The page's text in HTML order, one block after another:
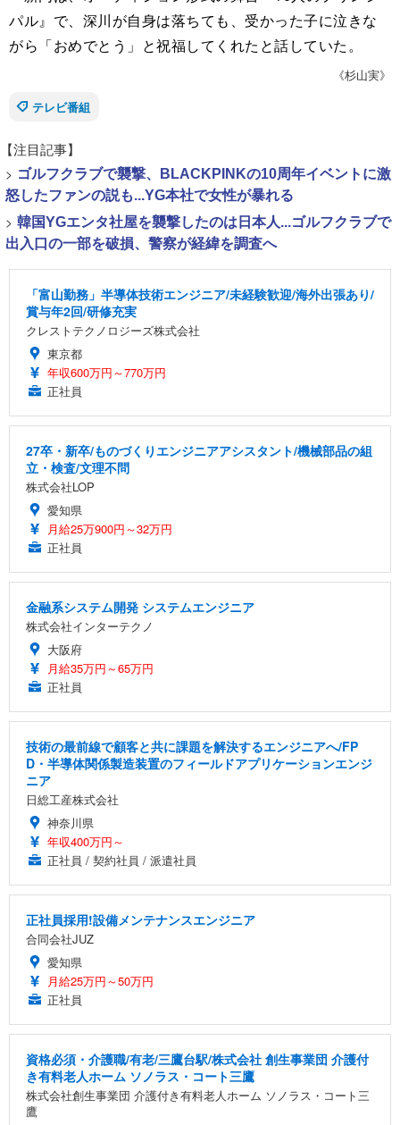
パル』で、深川が自身は落ちても、受かった子に泣きな
がら「おめでとう」と祝福してくれたと話していた。
《杉山実》
テレビ番組
【注目記事】
> ゴルフクラブで襲撃、BLACKPINKの10周年イベントに激
怒したファンの説も...YG本社で女性が暴れる
> 韓国YGエンタ社屋を襲撃したのは日本人...ゴルフクラブで
出入口の一部を破損、警察が経緯を調査へ
「富山勤務」半導体技術エンジニア/未経験歓迎/海外出張あり/
賞与年2回/研修充実
クレストテクノロジーズ株式会社
東京都
年収600万円～770万円
正社員
27卒・新卒/ものづくりエンジニアアシスタント/機械部品の組
立・検査/文理不問
株式会社LOP
愛知県
月給25万900円～32万円
正社員
金融系システム開発 システムエンジニア
株式会社インターテクノ
大阪府
月給35万円～65万円
正社員
技術の最前線で顧客と共に課題を解決するエンジニアへ/FP
D・半導体関係製造装置のフィールドアプリケーションエンジ
ニア
日総工産株式会社
神奈川県
年収400万円～
正社員 / 契約社員 / 派遣社員
正社員採用!設備メンテナンスエンジニア
合同会社JUZ
愛知県
月給25万円～50万円
正社員
資格必須・介護職/有老/三鷹台駅/株式会社 創生事業団 介護付
き有料老人ホーム ソノラス・コート三鷹
株式会社創生事業団 介護付き有料老人ホーム ソノラス・コート三
鷹